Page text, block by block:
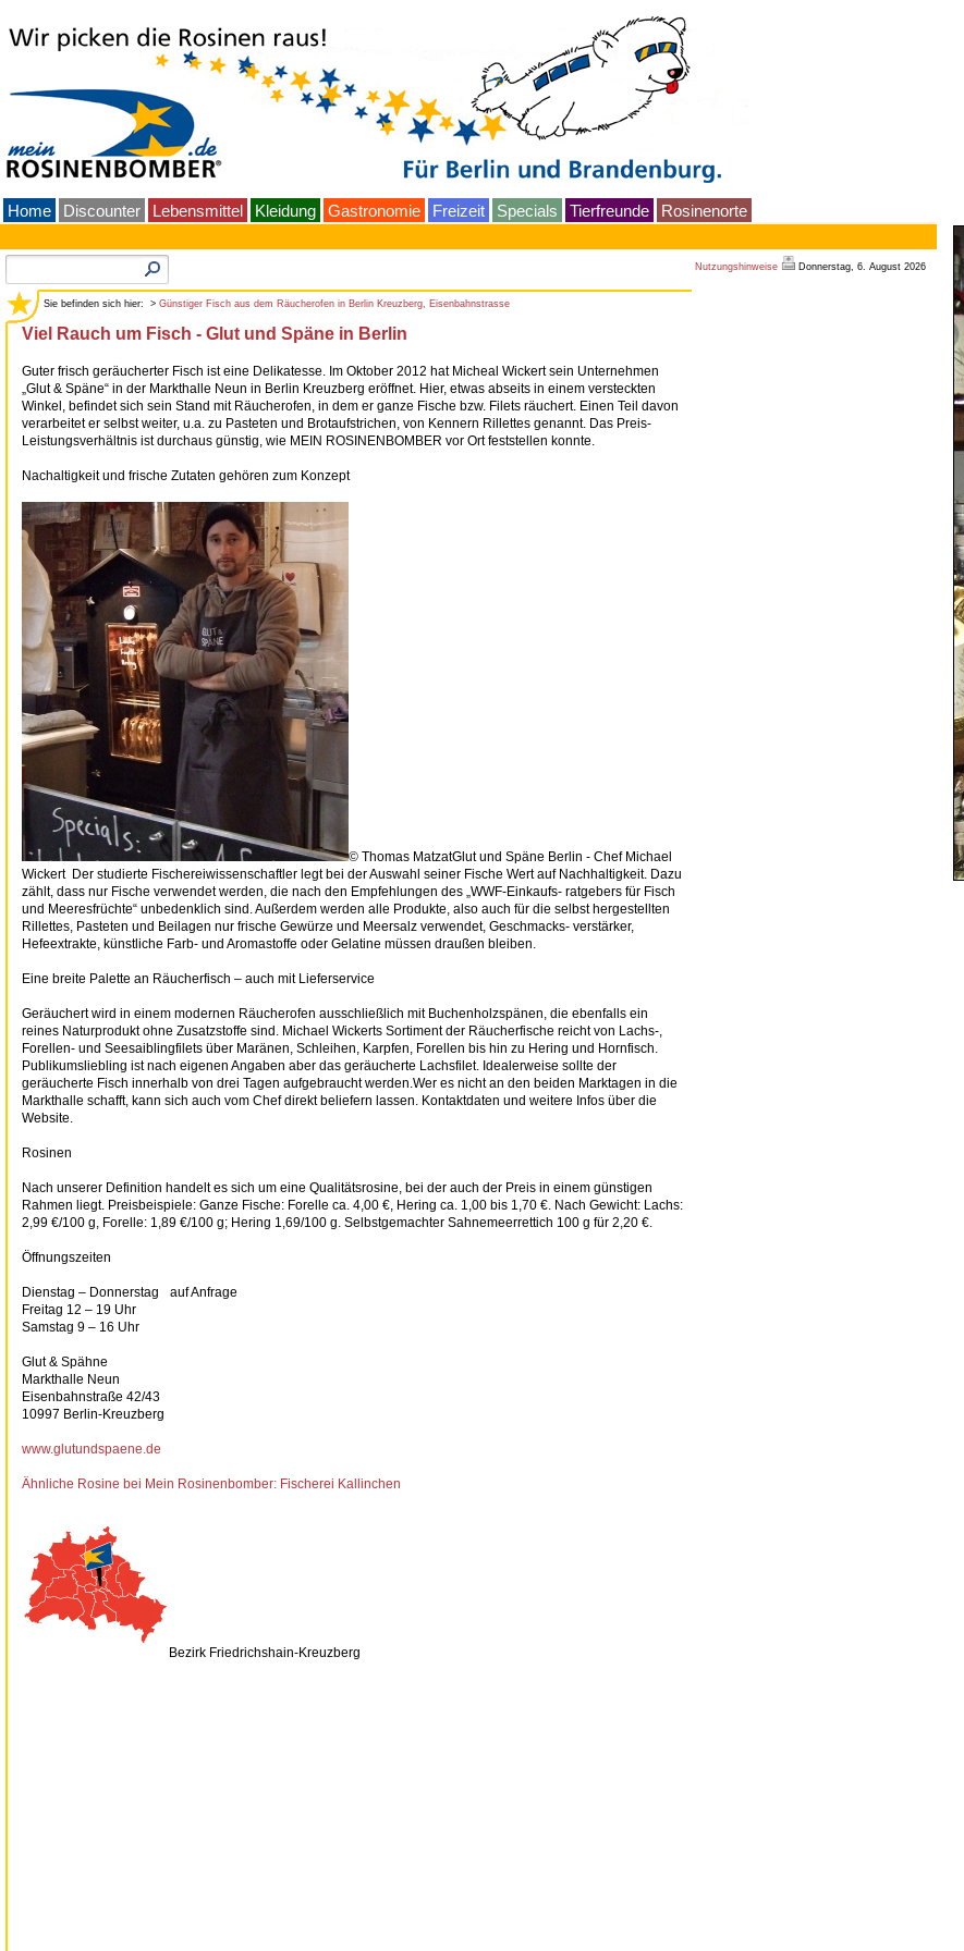
Home Discounter Lebensmittel Kleidung Gastronomie Freizeit Specials Tierfreunde Rosinenorte
Nutzungshinweise Donnerstag, 6. August 2026
Sie befinden sich hier: > Günstiger Fisch aus dem Räucherofen in Berlin Kreuzberg, Eisenbahnstrasse
Viel Rauch um Fisch - Glut und Späne in Berlin
Guter frisch geräucherter Fisch ist eine Delikatesse. Im Oktober 2012 hat Micheal Wickert sein Unternehmen
„Glut & Späne“ in der Markthalle Neun in Berlin Kreuzberg eröffnet. Hier, etwas abseits in einem versteckten
Winkel, befindet sich sein Stand mit Räucherofen, in dem er ganze Fische bzw. Filets räuchert. Einen Teil davon
verarbeitet er selbst weiter, u.a. zu Pasteten und Brotaufstrichen, von Kennern Rillettes genannt. Das Preis-
Leistungsverhältnis ist durchaus günstig, wie MEIN ROSINENBOMBER vor Ort feststellen konnte.
Nachaltigkeit und frische Zutaten gehören zum Konzept
© Thomas MatzatGlut und Späne Berlin - Chef Michael
Wickert Der studierte Fischereiwissenschaftler legt bei der Auswahl seiner Fische Wert auf Nachhaltigkeit. Dazu
zählt, dass nur Fische verwendet werden, die nach den Empfehlungen des „WWF-Einkaufs- ratgebers für Fisch
und Meeresfrüchte“ unbedenklich sind. Außerdem werden alle Produkte, also auch für die selbst hergestellten
Rillettes, Pasteten und Beilagen nur frische Gewürze und Meersalz verwendet, Geschmacks- verstärker,
Hefeextrakte, künstliche Farb- und Aromastoffe oder Gelatine müssen draußen bleiben.
Eine breite Palette an Räucherfisch – auch mit Lieferservice
Geräuchert wird in einem modernen Räucherofen ausschließlich mit Buchenholzspänen, die ebenfalls ein
reines Naturprodukt ohne Zusatzstoffe sind. Michael Wickerts Sortiment der Räucherfische reicht von Lachs-,
Forellen- und Seesaiblingfilets über Maränen, Schleihen, Karpfen, Forellen bis hin zu Hering und Hornfisch.
Publikumsliebling ist nach eigenen Angaben aber das geräucherte Lachsfilet. Idealerweise sollte der
geräucherte Fisch innerhalb von drei Tagen aufgebraucht werden.Wer es nicht an den beiden Marktagen in die
Markthalle schafft, kann sich auch vom Chef direkt beliefern lassen. Kontaktdaten und weitere Infos über die
Website.
Rosinen
Nach unserer Definition handelt es sich um eine Qualitätsrosine, bei der auch der Preis in einem günstigen
Rahmen liegt. Preisbeispiele: Ganze Fische: Forelle ca. 4,00 €, Hering ca. 1,00 bis 1,70 €. Nach Gewicht: Lachs:
2,99 €/100 g, Forelle: 1,89 €/100 g; Hering 1,69/100 g. Selbstgemachter Sahnemeerrettich 100 g für 2,20 €.
Öffnungszeiten
Dienstag – Donnerstag auf Anfrage
Freitag 12 – 19 Uhr
Samstag 9 – 16 Uhr
Glut & Spähne
Markthalle Neun
Eisenbahnstraße 42/43
10997 Berlin-Kreuzberg
www.glutundspaene.de
Ähnliche Rosine bei Mein Rosinenbomber: Fischerei Kallinchen
Bezirk Friedrichshain-Kreuzberg